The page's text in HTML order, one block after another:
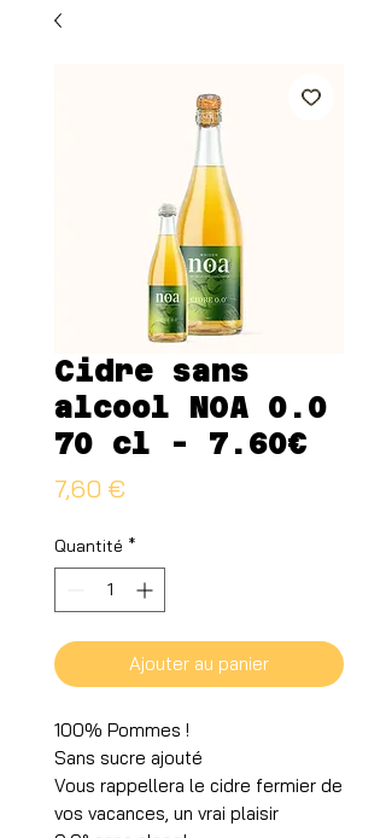
Cidre sans
alcool NOA 0.0
70 cl - 7.60€
7,60 €
Quantité *
Ajouter au panier
100% Pommes !
Sans sucre ajouté
Vous rappellera le cidre fermier de
vos vacances, un vrai plaisir